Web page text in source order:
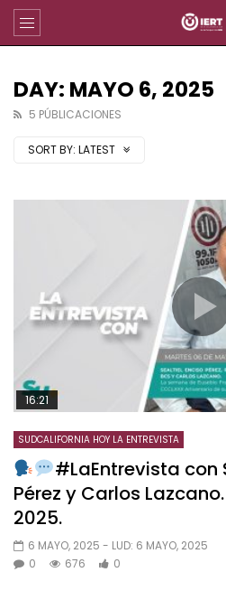
DAY: MAYO 6, 2025
5 PÚBLICACIONES
SORT BY: LATEST
16:21
SUDCALIFORNIA HOY LA ENTREVISTA
#LaEntrevista con
Pérez y Carlos
2025.
6 MAYO, 2025 - LUD: 6 MAYO, 2025
0
676 0